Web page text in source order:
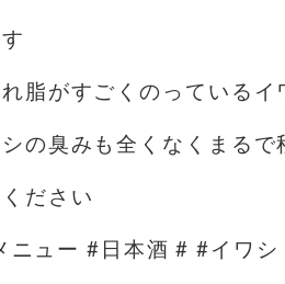
脂がすごくのっているイ
の臭みも全くなくまるで
ださい
ニュー #日本酒 # #イワシ